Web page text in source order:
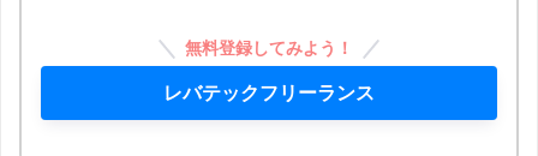
無料登録してみよう！
レバテックフリーランス